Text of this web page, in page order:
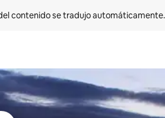
contenido se tradujo automáticamente.